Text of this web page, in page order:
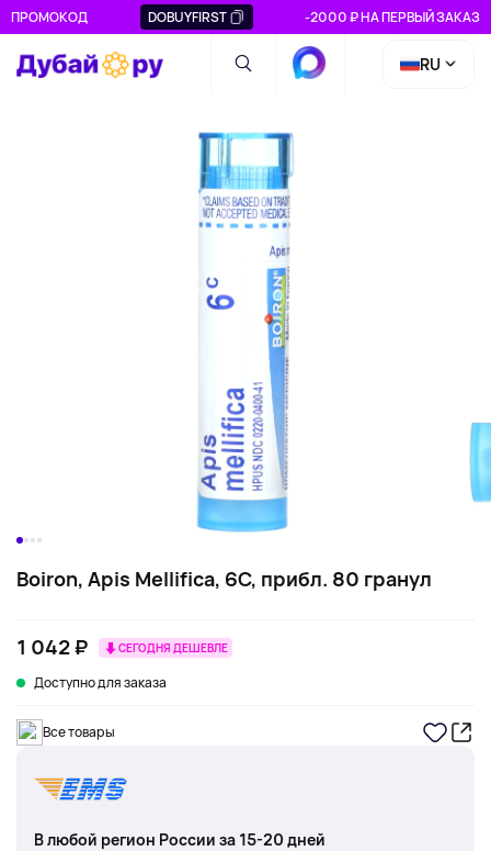
ПРОМОКОД DOBUYFIRST -2000 ₽ НА ПЕРВЫЙ ЗАКАЗ
RU
Boiron, Apis Mellifica, 6C, прибл. 80 гранул
1 042 ₽ СЕГОДНЯ ДЕШЕВЛЕ
Доступно для заказа
Все товары
В любой регион России за 15-20 дней